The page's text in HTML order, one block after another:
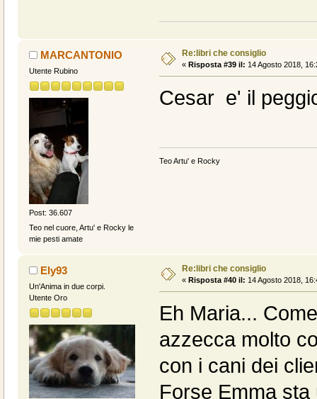
MARCANTONIO
Utente Rubino
Post: 36.607
Teo nel cuore, Artu' e Rocky le
mie pesti amate
Re:libri che consiglio
« Risposta #39 il: 14 Agosto 2018,
Cesar e' il
Teo Artu' e Rocky
Ely93
Un'Anima in due corpi.
Utente Oro
Re:libri che consiglio
« Risposta #40 il: 14 Agosto 2018,
Eh Maria...
azzecca molto
con i cani dei
Forse Emma